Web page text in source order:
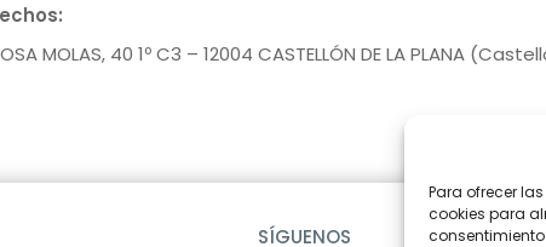
Para ofrecer
cookies para
MOLAS, 40 1º C3 – 12004 CASTELLÓN DE LA PLANA
SÍGUENOS